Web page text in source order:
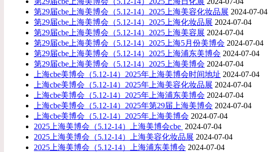
第29届cbe上海美博会（5.12-14）2025上海美容化妆品展 2024-07-04
第29届cbe上海美博会（5.12-14）2025上海化妆品展 2024-07-04
第29届cbe上海美博会（5.12-14）2025上海美容展 2024-07-04
第29届cbe上海美博会（5.12-14）2025上海5月份美博会 2024-07-04
第29届cbe上海美博会（5.12-14）2025上海浦东美博会 2024-07-04
第29届cbe上海美博会（5.12-14）2025上海美博会 2024-07-04
上海cbe美博会（5.12-14）2025年上海美博会时间地址 2024-07-04
上海cbe美博会（5.12-14）2025年上海美容化妆品展 2024-07-04
上海cbe美博会（5.12-14）2025年上海浦东美博会 2024-07-04
上海cbe美博会（5.12-14）2025年第29届上海美博会 2024-07-04
上海cbe美博会（5.12-14）2025年上海美博会 2024-07-04
2025上海美博会（5.12-14）上海美博会cbe ​ 2024-07-04
2025上海美博会（5.12-14）上海美容化妆品展 2024-07-04
2025上海美博会（5.12-14）上海浦东美博会 2024-07-04